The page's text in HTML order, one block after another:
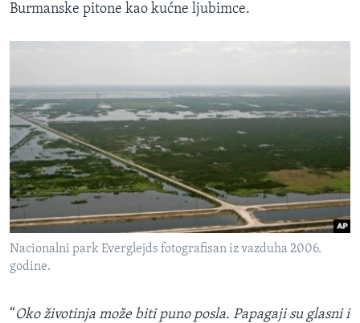
Burmanske pitone kao kućne ljubimce.
Nacionalni park Everglejds fotografisan iz vazduha 2006.
godine.
“Oko životinja može biti puno posla. Papagaji su glasni i